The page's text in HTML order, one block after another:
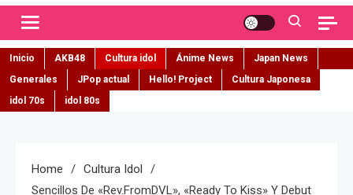
Inicio AKB48 Cultura idol Ánime News
Japan News
Generales
JPop actual Hello! Project
Cultura Japonesa
idol 70s
idol 80s
Home
Cultura Idol
Sencillos De «Rev.fromDVL», «Ready To Kiss» Y Debut